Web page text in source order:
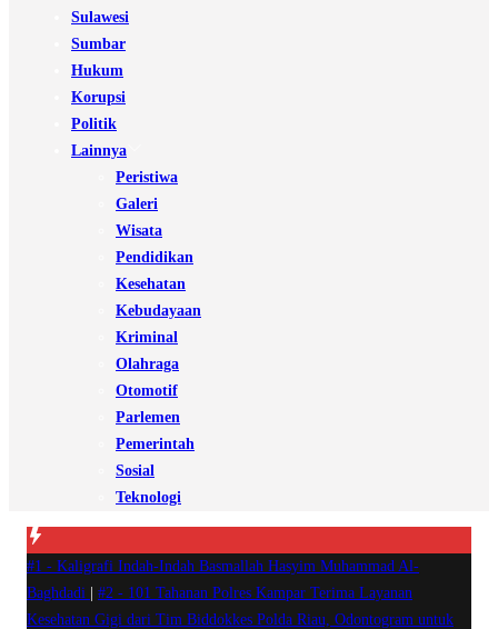
Sulawesi
Sumbar
Hukum
Korupsi
Politik
Lainnya
Peristiwa
Galeri
Wisata
Pendidikan
Kesehatan
Kebudayaan
Kriminal
Olahraga
Otomotif
Parlemen
Pemerintah
Sosial
Teknologi
#1 - Kaligrafi Indah-Indah Basmallah Hasyim Muhammad Al-
Baghdadi
#2 - 101 Tahanan Polres Kampar Terima Layanan
Kesehatan Gigi dari Tim Biddokkes Polda Riau, Odontogram untuk